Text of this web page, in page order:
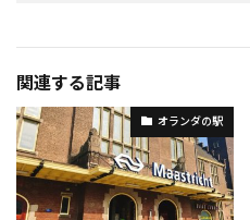
関連する記事
オランダの駅